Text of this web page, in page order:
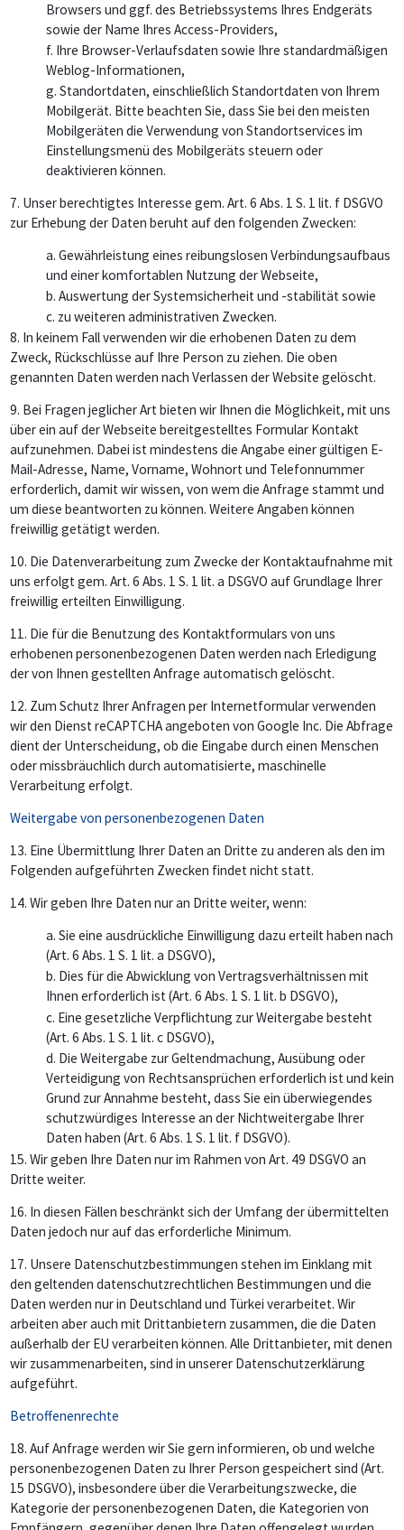
Browsers und ggf. des Betriebssystems Ihres Endgeräts
sowie der Name Ihres Access-Providers,
f. Ihre Browser-Verlaufsdaten sowie Ihre standardmäßigen
Weblog-Informationen,
g. Standortdaten, einschließlich Standortdaten von Ihrem
Mobilgerät. Bitte beachten Sie, dass Sie bei den meisten
Mobilgeräten die Verwendung von Standortservices im
Einstellungsmenü des Mobilgeräts steuern oder
deaktivieren können.
7. Unser berechtigtes Interesse gem. Art. 6 Abs. 1 S. 1 lit. f DSGVO
zur Erhebung der Daten beruht auf den folgenden Zwecken:
a. Gewährleistung eines reibungslosen Verbindungsaufbaus
und einer komfortablen Nutzung der Webseite,
b. Auswertung der Systemsicherheit und -stabilität sowie
c. zu weiteren administrativen Zwecken.
8. In keinem Fall verwenden wir die erhobenen Daten zu dem
Zweck, Rückschlüsse auf Ihre Person zu ziehen. Die oben
genannten Daten werden nach Verlassen der Website gelöscht.
9. Bei Fragen jeglicher Art bieten wir Ihnen die Möglichkeit, mit uns
über ein auf der Webseite bereitgestelltes Formular Kontakt
aufzunehmen. Dabei ist mindestens die Angabe einer gültigen E-
Mail-Adresse, Name, Vorname, Wohnort und Telefonnummer
erforderlich, damit wir wissen, von wem die Anfrage stammt und
um diese beantworten zu können. Weitere Angaben können
freiwillig getätigt werden.
10. Die Datenverarbeitung zum Zwecke der Kontaktaufnahme mit
uns erfolgt gem. Art. 6 Abs. 1 S. 1 lit. a DSGVO auf Grundlage Ihrer
freiwillig erteilten Einwilligung.
11. Die für die Benutzung des Kontaktformulars von uns
erhobenen personenbezogenen Daten werden nach Erledigung
der von Ihnen gestellten Anfrage automatisch gelöscht.
12. Zum Schutz Ihrer Anfragen per Internetformular verwenden
wir den Dienst reCAPTCHA angeboten von Google Inc. Die Abfrage
dient der Unterscheidung, ob die Eingabe durch einen Menschen
oder missbräuchlich durch automatisierte, maschinelle
Verarbeitung erfolgt.
Weitergabe von personenbezogenen Daten
13. Eine Übermittlung Ihrer Daten an Dritte zu anderen als den im
Folgenden aufgeführten Zwecken findet nicht statt.
14. Wir geben Ihre Daten nur an Dritte weiter, wenn:
a. Sie eine ausdrückliche Einwilligung dazu erteilt haben nach
(Art. 6 Abs. 1 S. 1 lit. a DSGVO),
b. Dies für die Abwicklung von Vertragsverhältnissen mit
Ihnen erforderlich ist (Art. 6 Abs. 1 S. 1 lit. b DSGVO),
c. Eine gesetzliche Verpflichtung zur Weitergabe besteht
(Art. 6 Abs. 1 S. 1 lit. c DSGVO),
d. Die Weitergabe zur Geltendmachung, Ausübung oder
Verteidigung von Rechtsansprüchen erforderlich ist und kein
Grund zur Annahme besteht, dass Sie ein überwiegendes
schutzwürdiges Interesse an der Nichtweitergabe Ihrer
Daten haben (Art. 6 Abs. 1 S. 1 lit. f DSGVO).
15. Wir geben Ihre Daten nur im Rahmen von Art. 49 DSGVO an
Dritte weiter.
16. In diesen Fällen beschränkt sich der Umfang der übermittelten
Daten jedoch nur auf das erforderliche Minimum.
17. Unsere Datenschutzbestimmungen stehen im Einklang mit
den geltenden datenschutzrechtlichen Bestimmungen und die
Daten werden nur in Deutschland und Türkei verarbeitet. Wir
arbeiten aber auch mit Drittanbietern zusammen, die die Daten
außerhalb der EU verarbeiten können. Alle Drittanbieter, mit denen
wir zusammenarbeiten, sind in unserer Datenschutzerklärung
aufgeführt.
Betroffenenrechte
18. Auf Anfrage werden wir Sie gern informieren, ob und welche
personenbezogenen Daten zu Ihrer Person gespeichert sind (Art.
15 DSGVO), insbesondere über die Verarbeitungszwecke, die
Kategorie der personenbezogenen Daten, die Kategorien von